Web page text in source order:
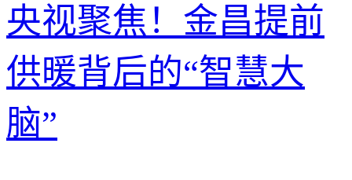
央视聚焦！金昌提前
供暖背后的“智慧大
脑”